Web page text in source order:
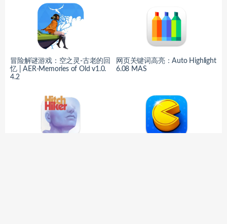
冒险解谜游戏：空之灵-古老的回
忆 | AER-Memories of Old v1.0.
4.2
网页关键词高亮：Auto Highlight
6.08 MAS